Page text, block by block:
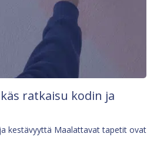
ratkaisu kodin ja
kestävyyttä Maalattavat tapetit ovat